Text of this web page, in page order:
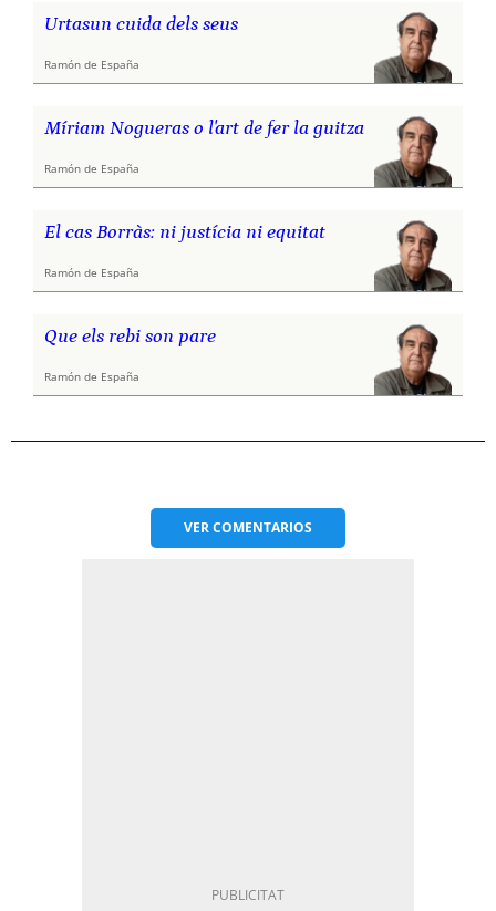
Urtasun cuida dels seus
Ramón de España
Míriam Nogueras o l'art de fer la guitza
Ramón de España
El cas Borràs: ni justícia ni equitat
Ramón de España
Que els rebi son pare
Ramón de España
VERCOMENTARIOS